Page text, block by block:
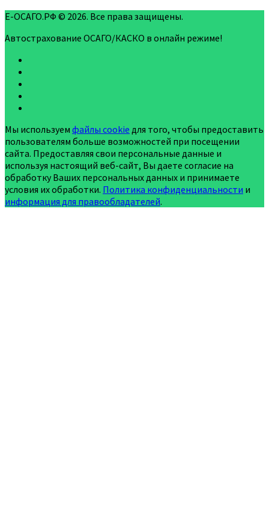
Е-ОСАГО.РФ © 2026. Все права защищены.
Автострахование ОСАГО/КАСКО в онлайн режиме!
Мы используем файлы cookie для того, чтобы предоставить
пользователям больше возможностей при посещении
сайта. Предоставляя свои персональные данные и
используя настоящий веб-сайт, Вы даете согласие на
обработку Ваших персональных данных и принимаете
условия их обработки. Политика конфиденциальности и
информация для правообладателей.